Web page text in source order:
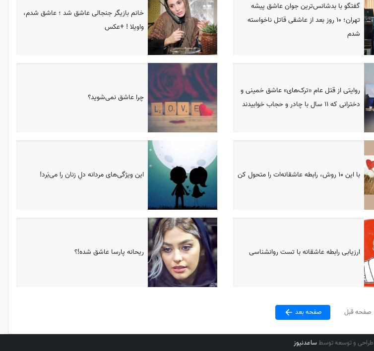
گفتگو با بدشانس‌ترین جوان عاشق پیشه
تهران؛ 10 روز بعد از عاشقی قاتل ناخواسته
شدم
خانم بازیگر جنجالی عاشق شد ؛ عاشق شدم،
واویلا ! +عکس
روایتی از قتل عام «ترک‌های» عاشق خمینی و
دخترانی که 11 سال با چادر و حجاب خوابیدند
چرا عاشق نمی‌شوید؟
با این 10 روش، رابطه عاشقانه‌ات را متحول کن این ویژگی‌های مردانه دلِ زنان را می‌بَرد!
ارزیابی رابطه عاشقانه با تست روانشناسی ریحانه پارسا عاشق شده!؟
صفحه قبل صفحه بعد
طراحی و توسعه توسطساعدنیوز